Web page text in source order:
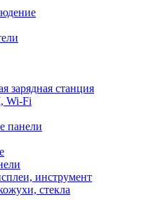
зарядная станция
Wi-Fi
панели
инструмент
стекла